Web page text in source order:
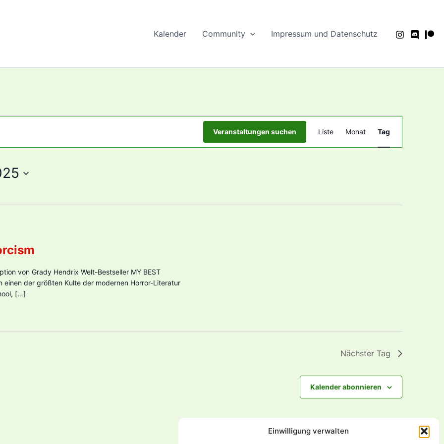
Einwilligung verwalten
Kalender Community Impressum und Datenschutz
Veranstaltungen suchen
Ansichten-
Navigation
Liste Monat Tag
von Grady Hendrix Welt-Bestseller MY BEST
einen der größten Kulte der modernen Horror-Literatur
[…]
Nächster Tag
Kalender abonnieren